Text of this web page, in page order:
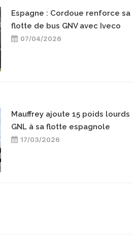
Espagne : Cordoue renforce sa
flotte de bus GNV avec Iveco
07/04/2026
Mauffrey ajoute 15 poids lourds
GNL à sa flotte espagnole
17/03/2026